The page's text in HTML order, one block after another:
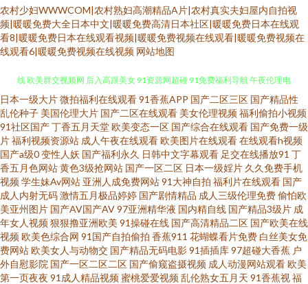
农村少妇WWWCOM|农村熟妇高潮精品A片|农村真实夫妇屋内自拍视
频|暖暖免费大全日本中文|暖暖免费高清日本社区|暖暖免费日本在线观
看8|暖暖免费日本在线观看视频|暖暖免费视频在线观看|暖暖免费视频在
线观看6|暖暖免费视频在线视频 网站地图
欧美性爱第1页 欧美色图21P 国产91黑丝 三级免费黄色大片 日韩欧美有码在
线 欧美群交视频网 后入高跟美女 91资源网超碰 91免费福利导航 午夜伦理电
影av一区 福利导航国产91 超碰91人人 黄色91看片 91综合视频在线观看 91
豆花在线啪啪视频 亚洲东方aV色图 色色热99 海角社区福利专区 91影院 青青
草福利微拍 欧美日韩乱爱干B 国精第二页在线观看 国产伊人41p 日韩无码夜
夜操 久久九七 日韩理论 91色 亚洲精品一区二区无码 欧美情色专区 婷婷五月
日本一级大片微拍福利在线观看91香蕉APP 国产二区三区 国产精品性
乱伦种子 美国伦理大片 国产二区在线观看 美女伦理视频福利偷拍小视频
91社区国产丁香五月天堂欧美变态一区 国产综合在线观看 国产免费一级
片福利视频资源站 成人午夜在线观看欧美图片在线观看在线观看h视频
国产a级0变性人妖 国产福利永久 日韩中文字幕观看 足交在线播放91 丁
香五月色网站黄色3级抢网站 国产一区二区 日本一级婬片 久久免费手机
视频学生妹Av网站 亚洲人成免费网站91大神自拍 福利片在线观看 国产
成人内射无码激情五月极品婷婷 国产剧情精品 成人三级伦理免费偷怕欧
美亚州图片 国产AV国产AV97亚洲精华液 国内精自线 国产精品3级片 成
年女人视频狠狠撸亚洲欧美 91操碰在线 国产高清精品二区 国产欧美在线
视频欧美色综合网 91国产自拍偷拍 香蕉911 花蝴蝶看片免费 白丝美女免
费网站欧美女人与动物交 国产精品无码电影91插插库97超碰大香蕉 户
外自慰影院 国产一区二区二区 国产偷窥盗摄视频 成人动漫网站观看欧美
第一页夜夜 91成人精品视频蜜桃爱爱视频乱伦熟女五月天 91香蕉视福